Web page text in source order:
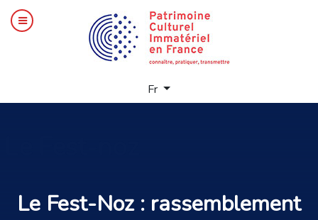
Fr
Le Fest-Noz : rassemblement